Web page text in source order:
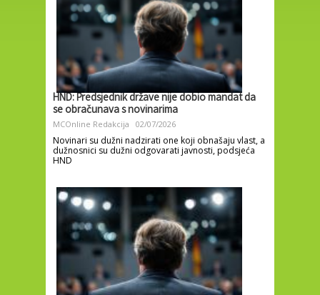
HND: Predsjednik države nije dobio mandat da
se obračunava s novinarima
MCOnline Redakcija 02/07/2026
Novinari su dužni nadzirati one koji obnašaju vlast, a
dužnosnici su dužni odgovarati javnosti, podsjeća
HND